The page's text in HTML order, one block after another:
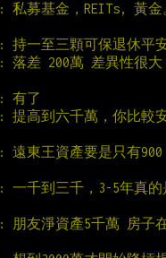
: 私募基金，REITs, 黃
: 持一至三顆可保退休平安
: 落差 200萬 差異性很大
: 有了
: 提高到六千萬，你比較
: 遠東王資產要是只有
: 一千到三千，3-5年真的
: 朋友淨資產5千萬 房子